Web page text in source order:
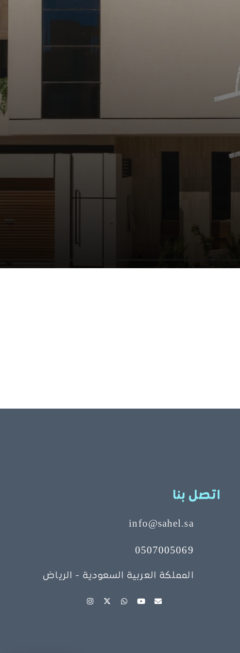
اتصل بنا
info@sahel.sa
0507005069
المملكة العربية السعودية - الرياض